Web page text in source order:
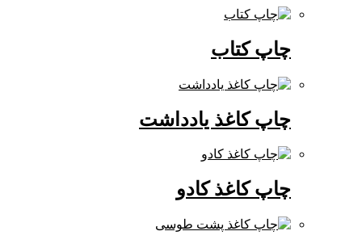
چاپ کتاب
چاپ کاغذ یادداشت
چاپ کاغذ کادو